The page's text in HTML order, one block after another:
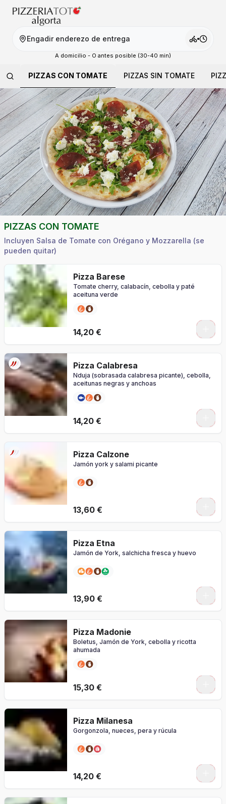
Engadir enderezo de entrega
A domicilio - O antes posible (30-40 min)
PIZZAS CON TOMATE PIZZAS SIN TOMATE
PIZZAS CON TOMATE
Incluyen Salsa de Tomate con Orégano y Mozzarella (se
pueden quitar)
Pizza Barese
Tomate cherry, calabacín, cebolla y paté
aceituna verde
14,20 €
Pizza Calabresa
Nduja (sobrasada calabresa picante), cebolla,
aceitunas negras y anchoas
14,20 €
Pizza Calzone
Jamón york y salami picante
13,60 €
Pizza Etna
Jamón de York, salchicha fresca y huevo
13,90 €
Pizza Madonie
Boletus, Jamón de York, cebolla y ricotta
ahumada
15,30 €
Pizza Milanesa
Gorgonzola, nueces, pera y rúcula
14,20 €